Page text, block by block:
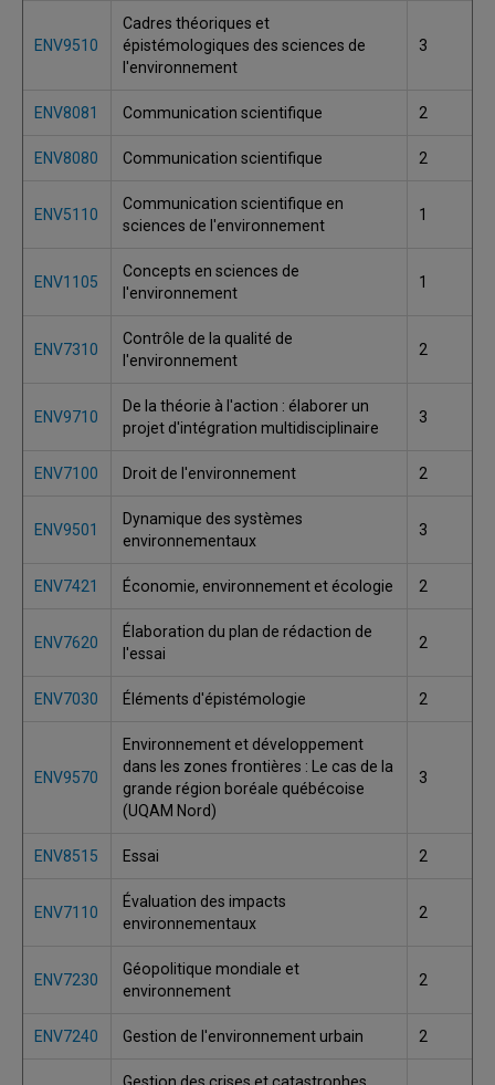
ENV9510
Cadres théoriques et
épistémologiques des sciences de
l'environnement
3
ENV8081 Communication scientifique 2
ENV8080 Communication scientifique 2
ENV5110
Communication scientifique en
sciences de l'environnement
1
ENV1105
Concepts en sciences de
l'environnement
1
ENV7310
Contrôle de la qualité de
l'environnement
2
ENV9710
De la théorie à l'action : élaborer un
projet d'intégration multidisciplinaire
3
ENV7100 Droit de l'environnement 2
ENV9501
Dynamique des systèmes
environnementaux
3
ENV7421 Économie, environnement et écologie 2
ENV7620
Élaboration du plan de rédaction de
l'essai
2
ENV7030 Éléments d'épistémologie 2
ENV9570
Environnement et développement
dans les zones frontières : Le cas de la
grande région boréale québécoise
(UQAM Nord)
3
ENV8515 Essai 2
ENV7110
Évaluation des impacts
environnementaux
2
ENV7230
Géopolitique mondiale et
environnement
2
ENV7240 Gestion de l'environnement urbain 2